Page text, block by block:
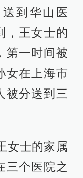
到华山医
，王女士的
第一时间被
女在上海市
被分送到三
士的家属
三个医院之